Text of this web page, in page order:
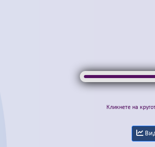
Кликнете на